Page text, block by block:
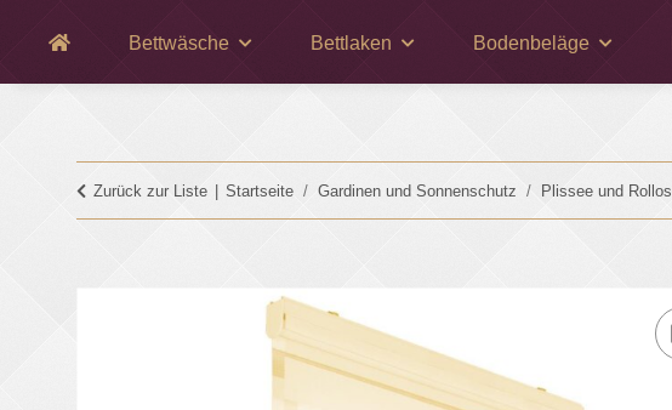
Bettwäsche Bettlaken Bodenbeläge
Zurück zur Liste Startseite Gardinen und Sonnenschutz Plissee und Rollos